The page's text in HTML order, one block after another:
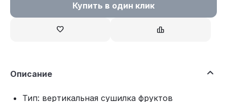
Купить в один клик
Описание
Тип: вертикальная сушилка фруктов